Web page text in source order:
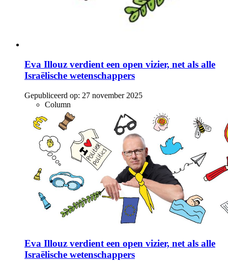
Eva Illouz verdient een open vizier, net als alle
Israëlische wetenschappers
Gepubliceerd op: 27 november 2025
Column
Eva Illouz verdient een open vizier, net als alle
Israëlische wetenschappers